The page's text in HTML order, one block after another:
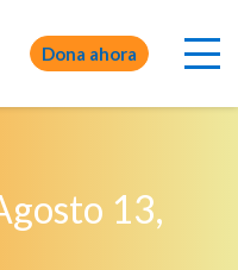
Dona ahora
13,